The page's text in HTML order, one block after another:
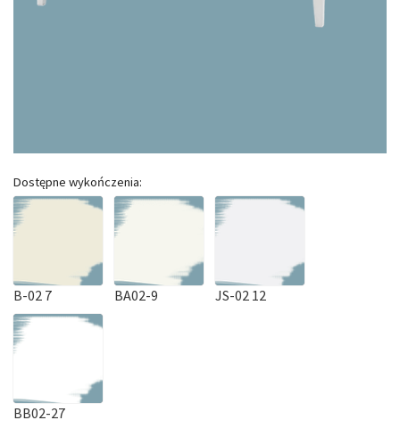
Dostępne wykończenia:
B-02 7 BA02-9 JS-02 12
BB02-27